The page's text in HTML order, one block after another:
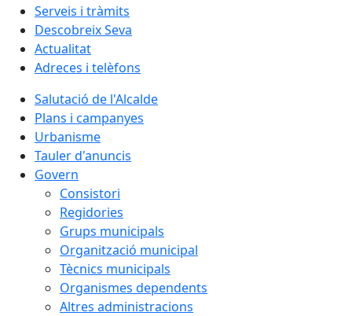
Serveis i tràmits
Descobreix Seva
Actualitat
Adreces i telèfons
Salutació de l'Alcalde
Plans i campanyes
Urbanisme
Tauler d'anuncis
Govern
Consistori
Regidories
Grups municipals
Organització municipal
Tècnics municipals
Organismes dependents
Altres administracions